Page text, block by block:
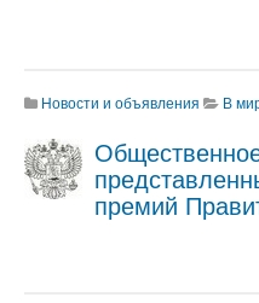
Новости и объявления В
премий